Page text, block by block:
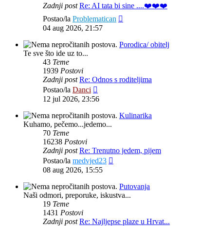
Zadnji post Re: AI tata bi sine ....❤️❤️❤️
Postao/la Problematican
04 aug 2026, 21:57
Porodica/ obitelj
Te sve što ide uz to...
43 Teme
1939 Postovi
Zadnji post Re: Odnos s roditeljima
Postao/la Danci
post
12 jul 2026, 23:56
Kulinarika
Kuhamo, pečemo...jedemo...
70 Teme
16238 Postovi
Zadnji post Re: Trenutno jedem, pijem
Postao/la medvjed23
08 aug 2026, 15:55
Putovanja
Naši odmori, preporuke, iskustva...
19 Teme
1431 Postovi
Zadnji post Re: Najljepse plaze u Hrvat...